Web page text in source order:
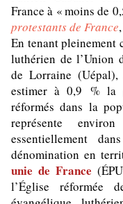
France à « moins de
protestants de France
En tenant pleinement
luthérien de l’Union
de Lorraine
estimer à 0,9 % la
réformés dans la
représente
essentiellement
dénomination en
unie de France
l’Église réformée